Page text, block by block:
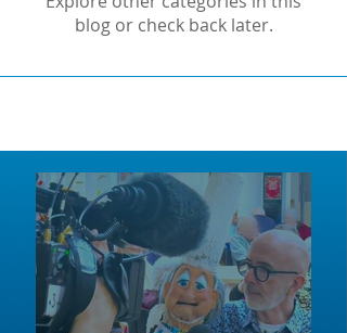
blog or check back later.